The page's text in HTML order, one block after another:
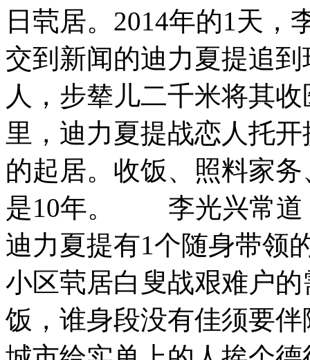
日茕居。2014年的1天，
交到新闻的迪力夏提追
人，步辇儿二千米将
里，迪力夏提战恋人托
的起居。收饭、照料家
是10年。 李光兴常
迪力夏提有1个随身带领
小区茕居白叟战艰难户
饭，谁身段没有佳须要